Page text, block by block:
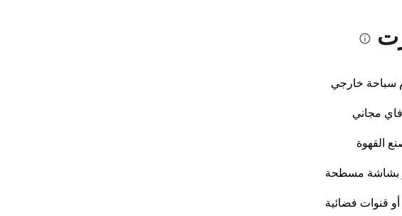
سباحة خارجي
مجاني
القهوة
بشاشة مسطحة
قنوات فضائية